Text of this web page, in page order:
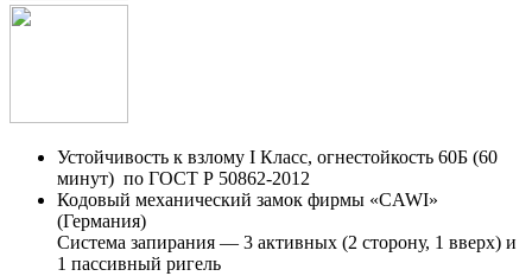
Устойчивость к взлому I Класс, огнестойкость 60Б (60
минут) по ГОСТ Р 50862-2012
Кодовый механический замок фирмы «CAWI»
(Германия)
Система запирания — 3 активных (2 сторону, 1 вверх) и
1 пассивный ригель